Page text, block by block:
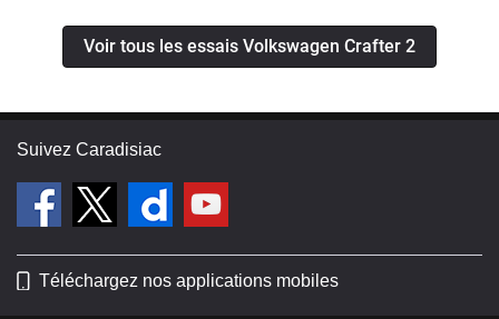
Voir tous les essais Volkswagen Crafter 2
Suivez Caradisiac
Téléchargez nos applications mobiles